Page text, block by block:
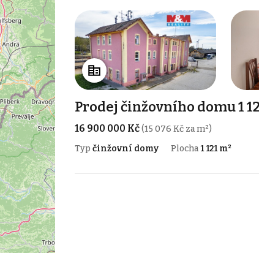
Prodej činžovního domu 1
16 900 000 Kč(15 076 Kč za m²)
Typ činžovní domy Plocha1 121 m²